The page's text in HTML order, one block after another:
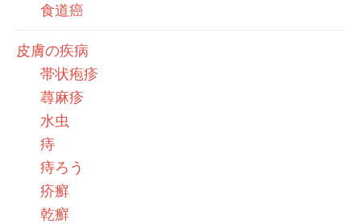
食道癌
皮膚の疾病
帯状疱疹
蕁麻疹
水虫
痔
痔ろう
疥癬
乾癬